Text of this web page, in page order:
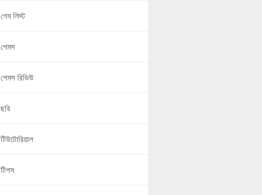
গেম লিস্ট
গেমস
গেমস রিভিউ
ছবি
টিউটোরিয়াল
টিপস